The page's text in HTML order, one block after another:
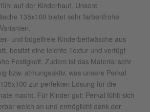
auf der Kinderhaut. Unsere
135x100 bietet sehr farbenfrohe
und bügelfreie Kinderbettwäsche aus
besitzt eine leichte Textur und verfügt
Festigkeit. Zudem ist das Material sehr
bzw. atmungsaktiv, was unsere Perkal
zur perfekten Lösung für die
macht. Für Kinder gut: Perkal fühlt sich
weich an und ermöglicht dank der